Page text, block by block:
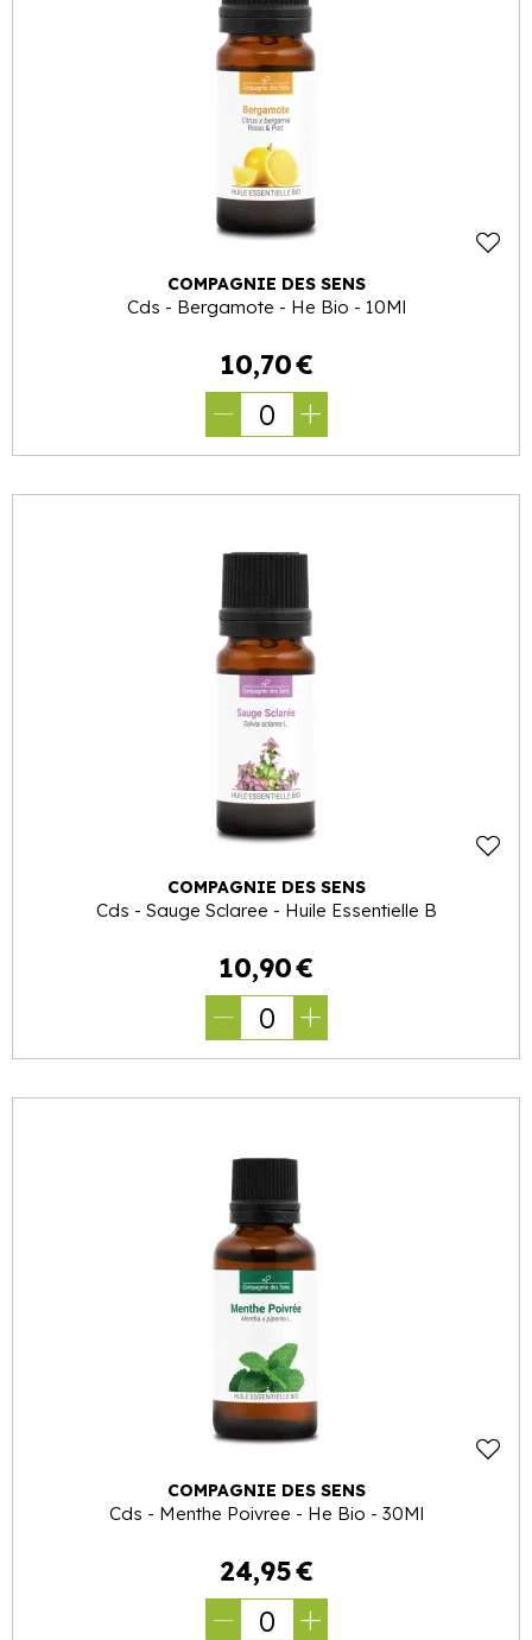
COMPAGNIE DES SENS
Cds - Bergamote - He Bio - 10Ml
10,70€
0
COMPAGNIE DES SENS
Cds - Sauge Sclaree - Huile Essentielle B
10,90€
0
COMPAGNIE DES SENS
Cds - Menthe Poivree - He Bio - 30Ml
24,95€
0